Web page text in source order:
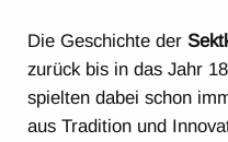
Die Geschichte der
zurück bis in das Jahr
spielten dabei schon
aus Tradition und